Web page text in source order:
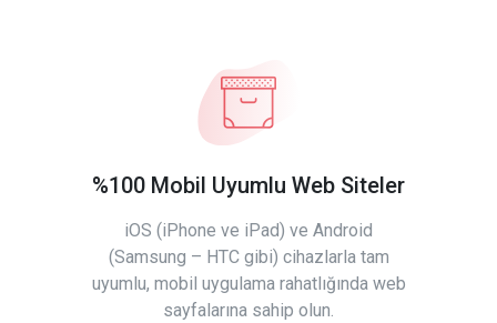
%100 Mobil Uyumlu Web Siteler
iOS (iPhone ve iPad) ve Android
(Samsung – HTC gibi) cihazlarla tam
uyumlu, mobil uygulama rahatlığında web
sayfalarına sahip olun.